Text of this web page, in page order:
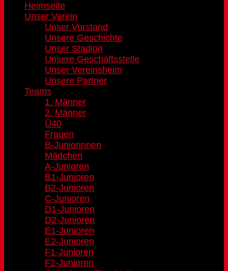
Heimseite
Unser Verein
Unser Vorstand
Unsere Geschichte
Unser Stadion
Unsere Geschäftsstelle
Unser Vereinsheim
Unsere Partner
Teams
1. Männer
2. Männer
Ü40
Frauen
B-Juniorinnen
Mädchen
A-Junioren
B1-Junioren
B2-Junioren
C-Junioren
D1-Junioren
D2-Junioren
E1-Junioren
E2-Junioren
F1-Junioren
F2-Junioren